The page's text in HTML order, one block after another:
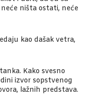
ništa ostati, neće
kao dašak vetra,
Kako svesno
izvor sopstvenog
lažnih predstava.